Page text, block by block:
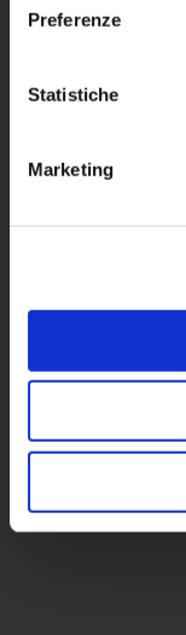
Preferenze
Statistiche
Marketing